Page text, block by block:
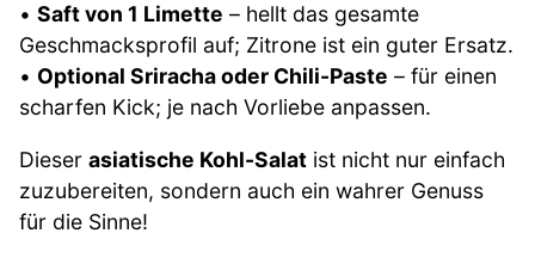
• Saft von 1 Limette – hellt das gesamte
Geschmacksprofil auf; Zitrone ist ein guter Ersatz.
• Optional Sriracha oder Chili-Paste – für einen
scharfen Kick; je nach Vorliebe anpassen.
Dieser asiatische Kohl-Salat ist nicht nur einfach
zuzubereiten, sondern auch ein wahrer Genuss
für die Sinne!